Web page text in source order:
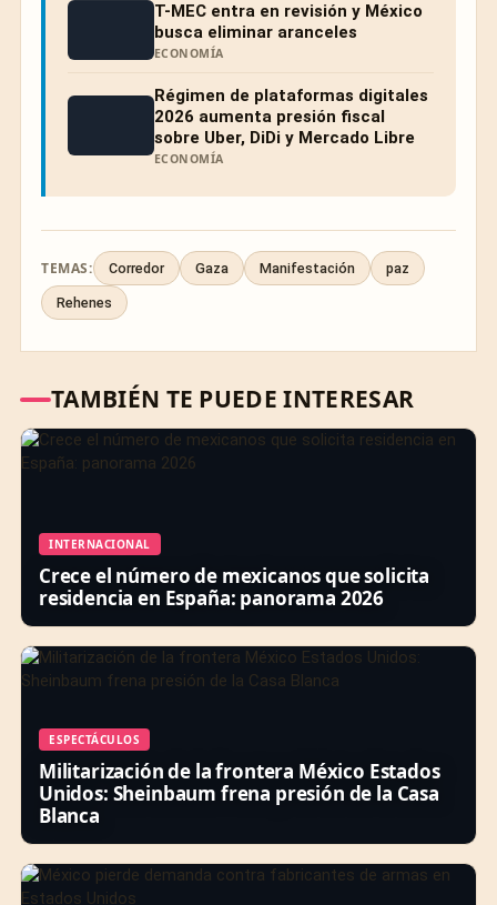
T-MEC entra en revisión y México
busca eliminar aranceles
ECONOMÍA
Régimen de plataformas digitales
2026 aumenta presión fiscal
sobre Uber, DiDi y Mercado Libre
ECONOMÍA
TEMAS: Corredor Gaza Manifestación paz
Rehenes
TAMBIÉN TE PUEDE INTERESAR
INTERNACIONAL
Crece el número de mexicanos que solicita
residencia en España: panorama 2026
ESPECTÁCULOS
Militarización de la frontera México Estados
Unidos: Sheinbaum frena presión de la Casa
Blanca